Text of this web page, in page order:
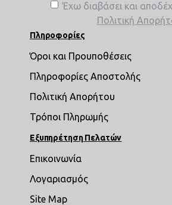
Έχω διαβάσει και
Πολιτική
Πληροφορίες
Όροι και Προυποθέσεις
Πληροφορίες Αποστολής
Πολιτική Απορήτου
Τρόποι Πληρωμής
Εξυπηρέτηση Πελατών
Επικοινωνία
Λογαριασμός
Site Map